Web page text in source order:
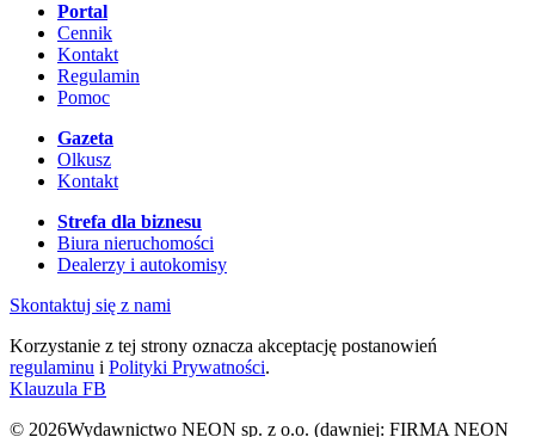
Portal
Cennik
Kontakt
Regulamin
Pomoc
Gazeta
Olkusz
Kontakt
Strefa dla biznesu
Biura nieruchomości
Dealerzy i autokomisy
Skontaktuj się z nami
Korzystanie z tej strony oznacza akceptację postanowień
regulaminu i Polityki Prywatności.
Klauzula FB
© 2026Wydawnictwo NEON sp. z o.o. (dawniej: FIRMA NEON